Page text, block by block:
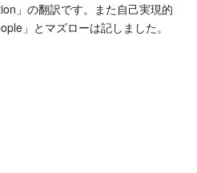
」の翻訳です。また自己実現的
」とマズローは記しました。